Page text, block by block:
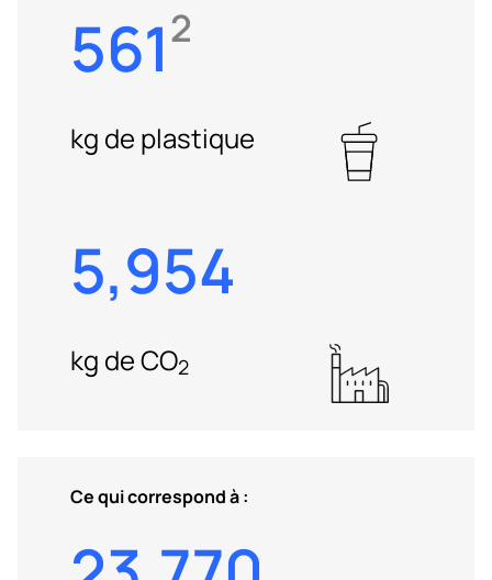
5612
kg de plastique
5,954
kg de CO2
Ce qui correspond à :